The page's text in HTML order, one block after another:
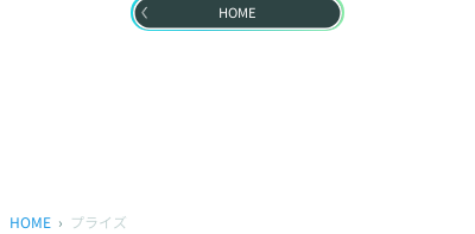
HOME
HOME プライズ